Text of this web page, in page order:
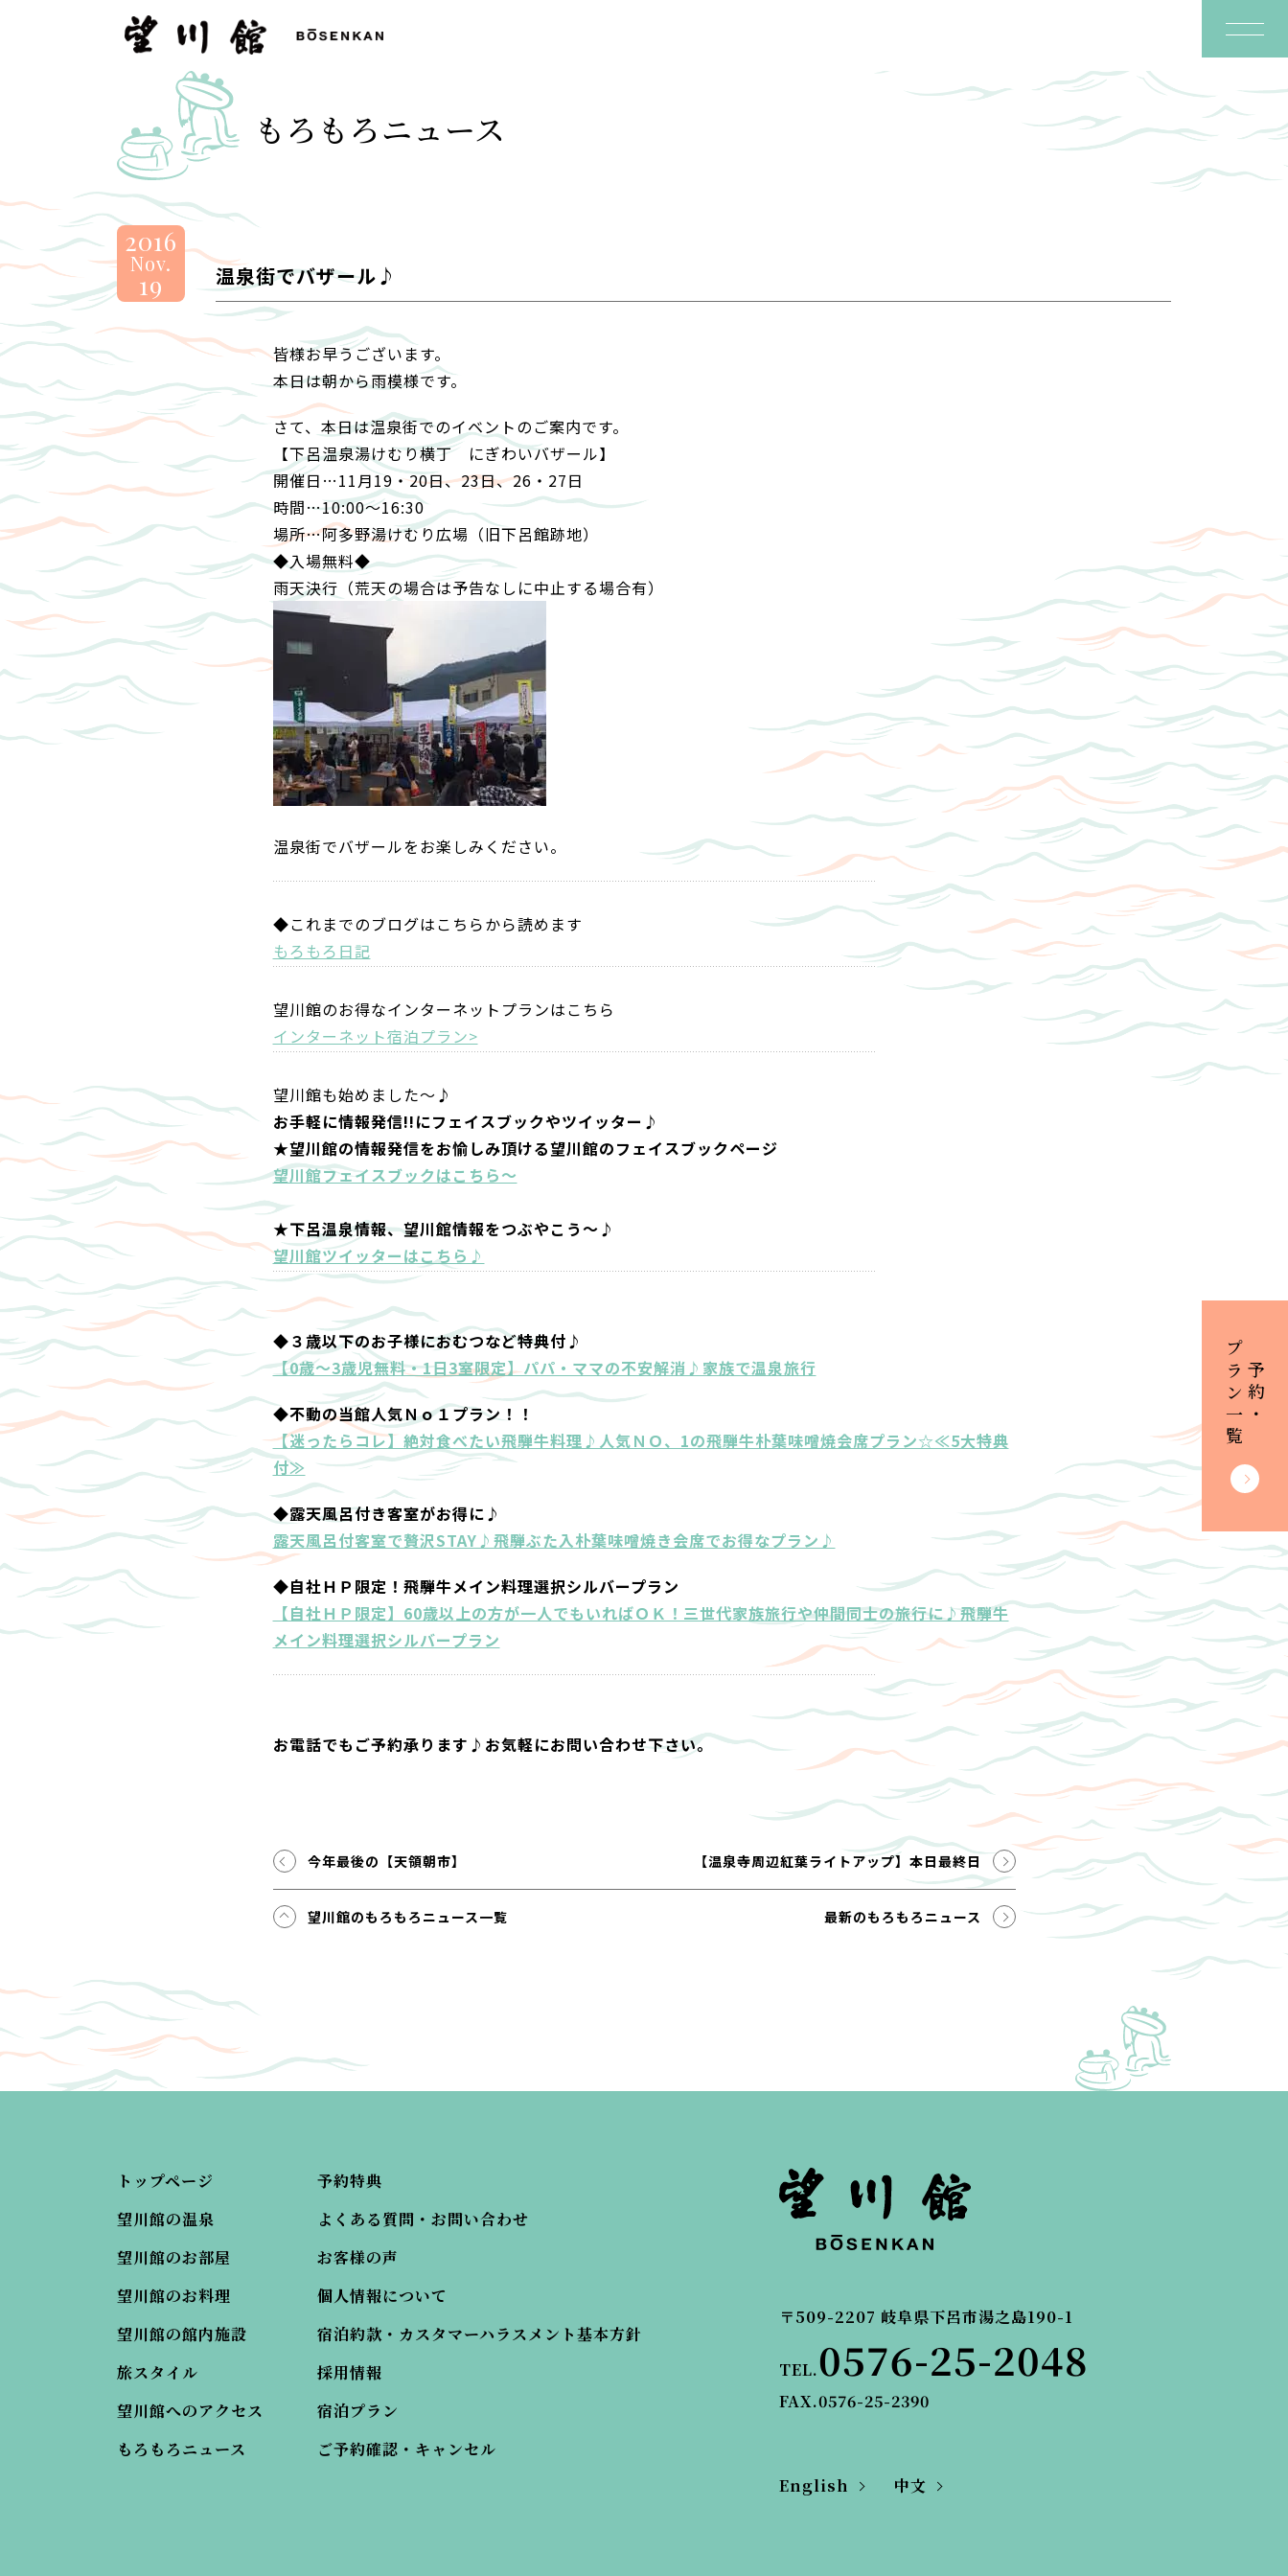
望
川
BOSENKAN
ご予約・
プラン一覧
もろもろニュース
2016
Nov.
19 温泉街でバザール♪
皆様お早うございます。
本日は朝から雨模様です。
さて、本日は温泉街でのイベントのご案内です。
【下呂温泉湯けむり横丁 にぎわいバザール】
開催日…11月19・20日、23日、26・27日
時間…10:00～16:30
場所…阿多野湯けむり広場（旧下呂館跡地）
◆入場無料◆
雨天決行（荒天の場合は予告なしに中止する場合有）
温泉街でバザールをお楽しみください。
◆これまでのブログはこちらから読めます
もろもろ日記
望川館のお得なインターネットプランはこちら
インターネット宿泊プラン>
望川館も始めました～♪
お手軽に情報発信!!にフェイスブックやツイッター♪
★望川館の情報発信をお愉しみ頂ける望川館のフェイスブックページ
望川館フェイスブックはこちら～
★下呂温泉情報、望川館情報をつぶやこう～♪
望川館ツイッターはこちら♪
◆３歳以下のお子様におむつなど特典付♪
【0歳～3歳児無料・1日3室限定】パパ・ママの不安解消♪家族で温泉旅行
◆不動の当館人気Ｎｏ１プラン！！
【迷ったらコレ】絶対食べたい飛騨牛料理♪人気ＮＯ、1の飛騨牛朴葉味噌焼会席プラン☆≪5大特典
付≫
◆露天風呂付き客室がお得に♪
露天風呂付客室で贅沢STAY♪飛騨ぶた入朴葉味噌焼き会席でお得なプラン♪
◆自社ＨＰ限定！飛騨牛メイン料理選択シルバープラン
【自社ＨＰ限定】60歳以上の方が一人でもいればＯＫ！三世代家族旅行や仲間同士の旅行に♪飛騨牛
メイン料理選択シルバープラン
お電話でもご予約承ります♪お気軽にお問い合わせ下さい。
今年最後の【天領朝市】 【温泉寺周辺紅葉ライトアップ】本日最終日
望川館のもろもろニュース一覧 最新のもろもろニュース
トップページ
望川館の温泉
望川館のお部屋
望川館のお料理
望川館の館内施設
旅スタイル
望川館へのアクセス
もろもろニュース
予約特典
よくある質問・お問い合わせ
お客様の声
個人情報について
宿泊約款・カスタマーハラスメント基本方針
採用情報
宿泊プラン
ご予約確認・キャンセル
〒509-2207 岐阜県下呂市湯之島190-1
TEL.0576-25-2048
FAX.0576-25-2390
English 中文